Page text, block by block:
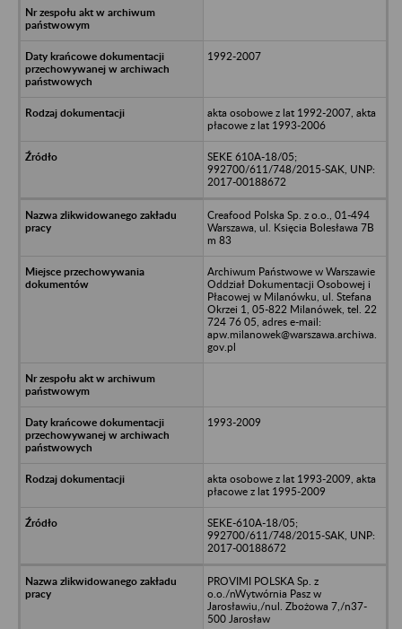
1992-2007
akta osobowe z lat 1992-2007, akta
płacowe z lat 1993-2006
SEKE 610A-18/05;
992700/611/748/2015-SAK, UNP:
2017-00188672
Creafood Polska Sp. z o.o., 01-494
Warszawa, ul. Księcia Bolesława 7B
m 83
Archiwum Państwowe w Warszawie
Oddział Dokumentacji Osobowej i
Płacowej w Milanówku, ul. Stefana
Okrzei 1, 05-822 Milanówek, tel. 22
724 76 05, adres e-mail:
apw.milanowek@warszawa.archiwa.
gov.pl
1993-2009
akta osobowe z lat 1993-2009, akta
płacowe z lat 1995-2009
SEKE-610A-18/05;
992700/611/748/2015-SAK, UNP:
2017-00188672
PROVIMI POLSKA Sp. z
o.o./nWytwórnia Pasz w
Jarosławiu,/nul. Zbożowa 7,/n37-
500 Jarosław